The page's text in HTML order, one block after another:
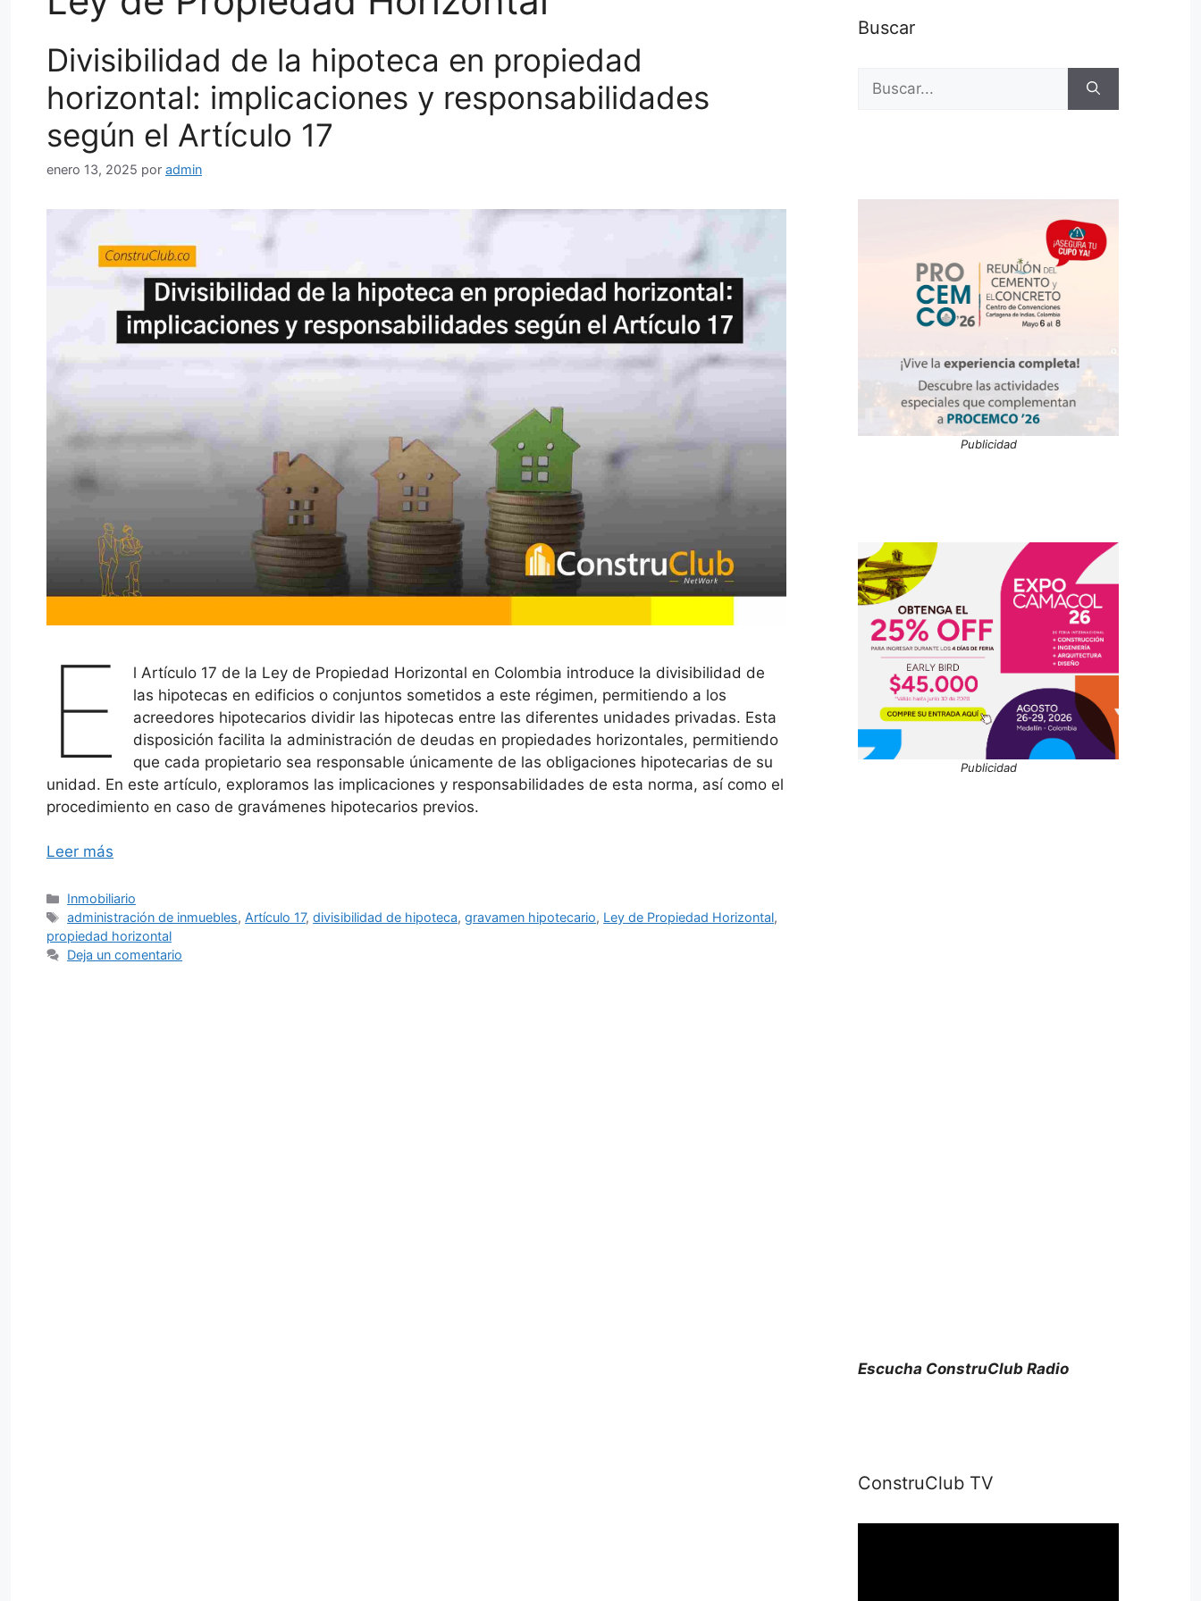
Divisibilidad de la hipoteca en propiedad
horizontal: implicaciones y responsabilidades
según el Artículo 17
enero 13, 2025 por admin
E
l Artículo 17 de la Ley de Propiedad Horizontal en Colombia introduce la divisibilidad de
las hipotecas en edificios o conjuntos sometidos a este régimen, permitiendo a los
acreedores hipotecarios dividir las hipotecas entre las diferentes unidades privadas. Esta
disposición facilita la administración de deudas en propiedades horizontales, permitiendo
que cada propietario sea responsable únicamente de las obligaciones hipotecarias de su
unidad. En este artículo, exploramos las implicaciones y responsabilidades de esta norma, así como el
procedimiento en caso de gravámenes hipotecarios previos.
Leer más
Categorías
Inmobiliario
Etiquetas
administración de inmuebles, Artículo 17,divisibilidad de hipoteca,gravamen hipotecario, Ley de Propiedad Horizontal,
propiedad horizontal
Deja un comentario
Buscar
Buscar:
Publicidad
Publicidad
Escucha ConstruClub Radio
ConstruClub TV